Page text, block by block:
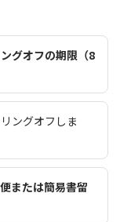
グオフの期限（8
ングオフしま
または簡易書留